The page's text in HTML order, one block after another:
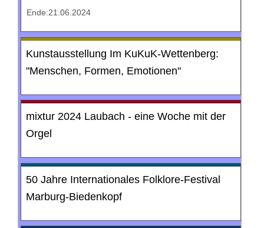
Ende:21.06.2024
Kunstausstellung Im KuKuK-Wettenberg:
"Menschen, Formen, Emotionen"
mixtur 2024 Laubach - eine Woche mit der
Orgel
50 Jahre Internationales Folklore-Festival
Marburg-Biedenkopf